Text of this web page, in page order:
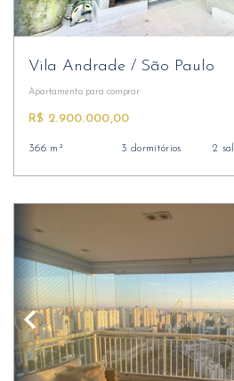
Vila Andrade / São Paulo
Apartamento para comprar
R$ 2.900.000,00
366 m² 3 dormitórios 2